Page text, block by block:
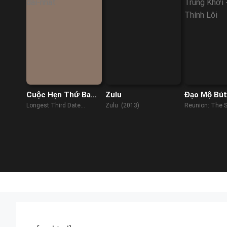
Cuộc Hẹn Thứ Ba
Dài Nhất
Longest Third Date
Zulu
Zulu (2013)
Đạo Mộ
Trùng
Reunion: The